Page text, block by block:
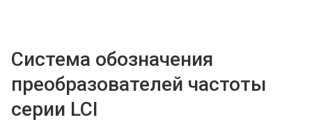
Система обозначения
преобразователей частоты
серии LCI